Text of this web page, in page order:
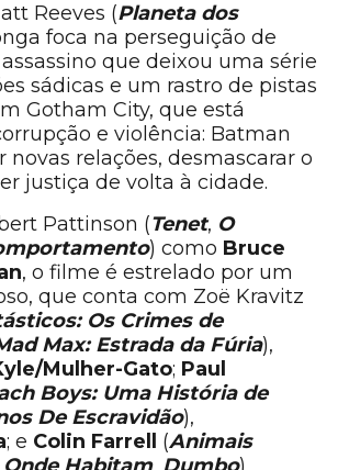
Reeves (Planeta dos
foca na perseguição de
que deixou uma série
sádicas e um rastro de pistas
Gotham City, que está
e violência: Batman
novas relações, desmascarar o
justiça de volta à cidade.
Pattinson (Tenet, O
o) como Bruce
, o filme é estrelado por um
que conta com Zoë Kravitz
Os Crimes de
Max: Estrada da Fúria),
Mulher-Gato; Paul
Boys: Uma História de
De Escravidão),
; e Colin Farrell (Animais